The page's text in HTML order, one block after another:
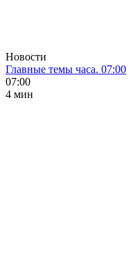
Новости
Главные темы часа. 07:00
07:00
4 мин